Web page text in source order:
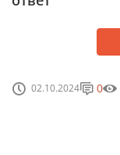
02.10.2024 0